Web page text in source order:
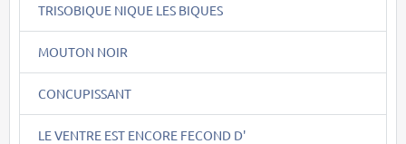
TRISOBIQUE NIQUE LES BIQUES
MOUTON NOIR
CONCUPISSANT
LE VENTRE EST ENCORE FECOND D'